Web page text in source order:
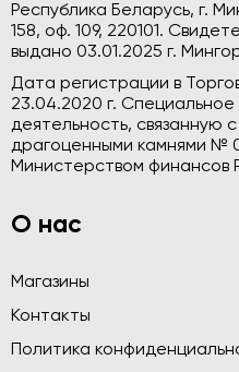
Республика Беларусь, г.
158, оф. 109, 220101.
выдано 03.01.2025 г.
Дата регистрации в
23.04.2020 г.
деятельность, связанную
драгоценными камнями №
Министерством финансов
О нас
Магазины
Контакты
Политика